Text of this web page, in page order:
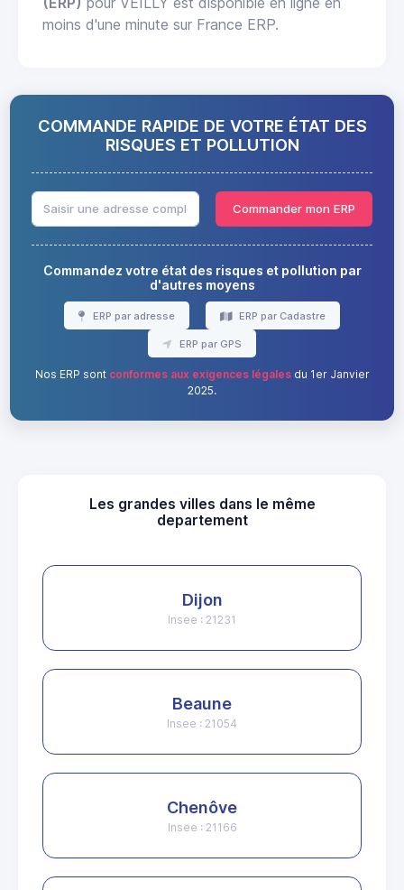
moins d'une minute sur France ERP.
COMMANDE RAPIDE DE VOTRE ÉTAT DES
RISQUES ET POLLUTION
Commander mon ERP
Commandez votre état des risques et pollution par
d'autres moyens
ERP par adresse ERP par Cadastre
ERP par GPS
Nos ERP sont conformes aux exigences légalesdu 1er Janvier
2025.
Les grandes villes dans le même
departement
Dijon
Insee : 21231
Beaune
Insee : 21054
Chenôve
Insee : 21166